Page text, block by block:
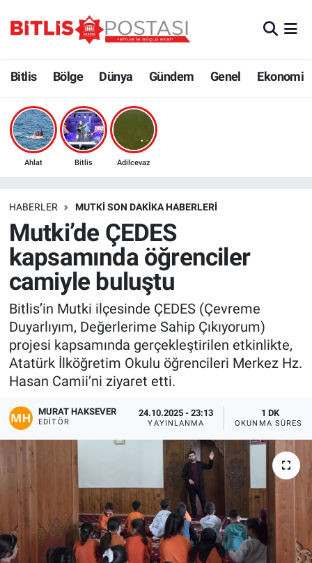
Bitlis Bölge Dünya Gündem Genel Ekonomi
Ahlat Bitlis Adilcevaz
HABERLER MUTKI SON DAKIKA HABERLERI
Mutki’de ÇEDES
kapsamında öğrenciler
camiyle buluştu
Bitlis’in Mutki ilçesinde ÇEDES (Çevreme
Duyarlıyım, Değerlerime Sahip Çıkıyorum)
projesi kapsamında gerçekleştirilen etkinlikte,
Atatürk İlköğretim Okulu öğrencileri Merkez Hz.
Hasan Camii’ni ziyaret etti.
MURAT HAKSEVER
EDITÖR
24.10.2025 - 23:13
YAYINLANMA
1 DK
OKUNMA SÜRESI
Bölge
Çevre
Eğitim
Ekonomi
Genel
Gündem
Kültür-Sanat
Magazin
Politika
Resmi İlanlar
Sağlık
Siyaset
Bitlis Trafik Yoğunluk Haritası
Süper Lig Puan Durumu ve Fikstür
Son Dakika Haberleri
Haber Arşivi